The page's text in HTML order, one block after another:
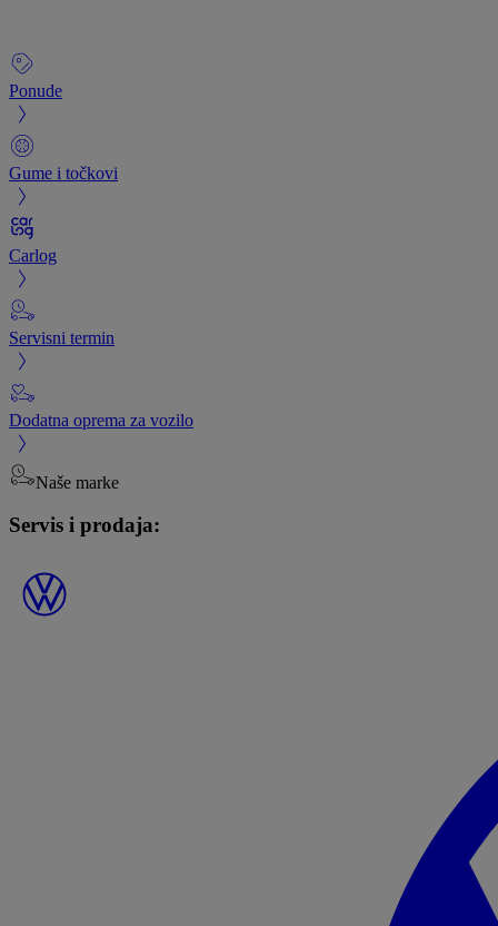
Ponude
Gume i točkovi
Carlog
Servisni termin
Dodatna oprema za vozilo
Naše marke
Servis i prodaja: